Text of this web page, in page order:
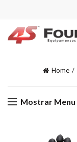
Home
Mostrar Menu